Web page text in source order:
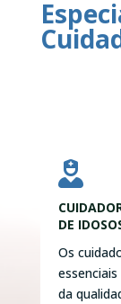

DE
Os
da